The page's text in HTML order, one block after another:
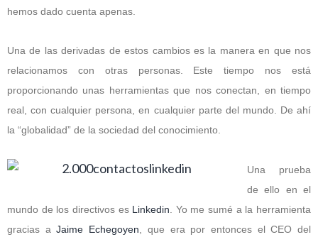
hemos dado cuenta apenas.
Una de las derivadas de estos cambios es la manera en que nos
relacionamos con otras personas. Este tiempo nos está
proporcionando unas herramientas que nos conectan, en tiempo
real, con cualquier persona, en cualquier parte del mundo. De ahí
la “globalidad” de la sociedad del conocimiento.
Una prueba
de ello en el
mundo de los directivos es Linkedin . Yo me sumé a la herramienta
gracias aJaime Echegoyen , que era por entonces el CEO del